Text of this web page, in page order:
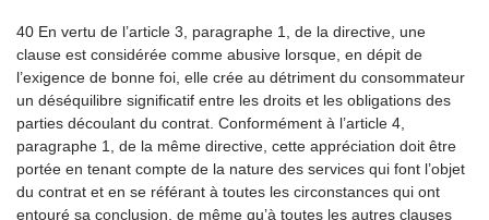
40 En vertu de l’article 3, paragraphe 1, de la directive, une
clause est considérée comme abusive lorsque, en dépit de
l’exigence de bonne foi, elle crée au détriment du consommateur
un déséquilibre significatif entre les droits et les obligations des
parties découlant du contrat. Conformément à l’article 4,
paragraphe 1, de la même directive, cette appréciation doit être
portée en tenant compte de la nature des services qui font l’objet
du contrat et en se référant à toutes les circonstances qui ont
entouré sa conclusion, de même qu’à toutes les autres clauses